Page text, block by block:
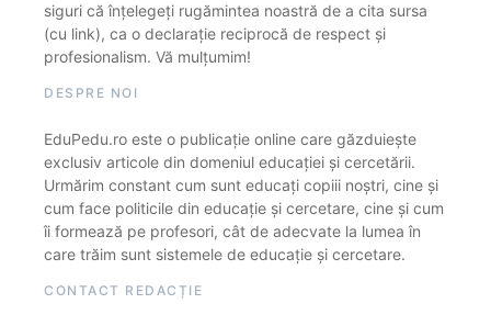
siguri că înțelegeți rugămintea noastră de a cita sursa
(cu link), ca o declarație reciprocă de respect și
profesionalism. Vă mulțumim!
DESPRE NOI
EduPedu.ro este o publicație online care găzduiește
exclusiv articole din domeniul educației și cercetării.
Urmărim constant cum sunt educați copiii noștri, cine și
cum face politicile din educație și cercetare, cine și cum
îi formează pe profesori, cât de adecvate la lumea în
care trăim sunt sistemele de educație și cercetare.
CONTACT REDACȚIE